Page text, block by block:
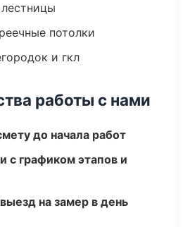
потолки
и гкл
работы с нами
до начала работ
с графиком этапов и
на замер в день